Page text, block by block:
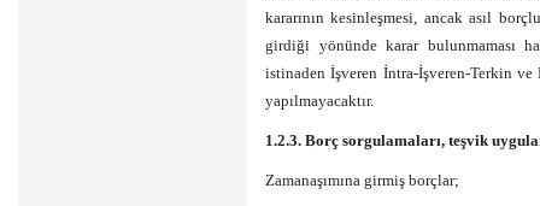
kararının kesinleşmesi, ancak asıl
girdiği yönünde karar bulunmaması
istinaden İşveren İntra-İşveren-Terkin
yapılmayacaktır.
1.2.3. Borç sorgulamaları, teşvik
Zamanaşımına girmiş borçlar;